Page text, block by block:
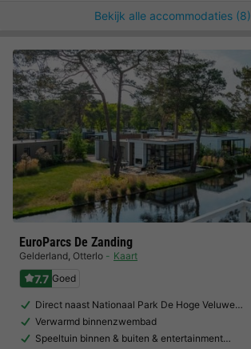
Bekijk alle accommodaties (8)
EuroParcs De Zanding
Gelderland, Otterlo Kaart
7.7 Goed
Direct naast Nationaal Park De Hoge Veluwe…
Verwarmd binnenzwembad
Speeltuin binnen & buiten & entertainment…